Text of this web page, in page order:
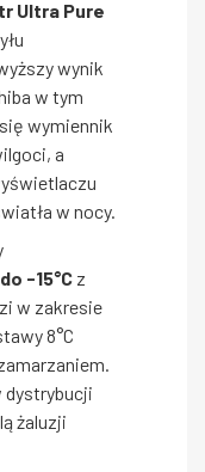
Ultra Pure
wynik
w tym
wymiennik
a
w nocy.
do -15°C z
w zakresie
8°C
dystrybucji
żaluzji